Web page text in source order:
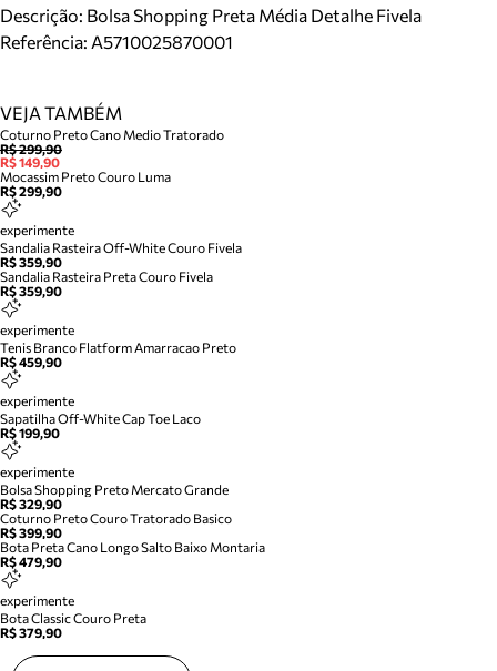
Descrição: Bolsa Shopping Preta Média Detalhe Fivela
Referência: A5710025870001
VEJA TAMBÉM
Coturno Preto Cano Medio Tratorado
R$ 299,90
R$ 149,90
Mocassim Preto Couro Luma
R$ 299,90
experimente
Sandalia Rasteira Off-White Couro Fivela
R$ 359,90
Sandalia Rasteira Preta Couro Fivela
R$ 359,90
experimente
Tenis Branco Flatform Amarracao Preto
R$ 459,90
experimente
Sapatilha Off-White Cap Toe Laco
R$ 199,90
experimente
Bolsa Shopping Preto Mercato Grande
R$ 329,90
Coturno Preto Couro Tratorado Basico
R$ 399,90
Bota Preta Cano Longo Salto Baixo Montaria
R$ 479,90
experimente
Bota Classic Couro Preta
R$ 379,90